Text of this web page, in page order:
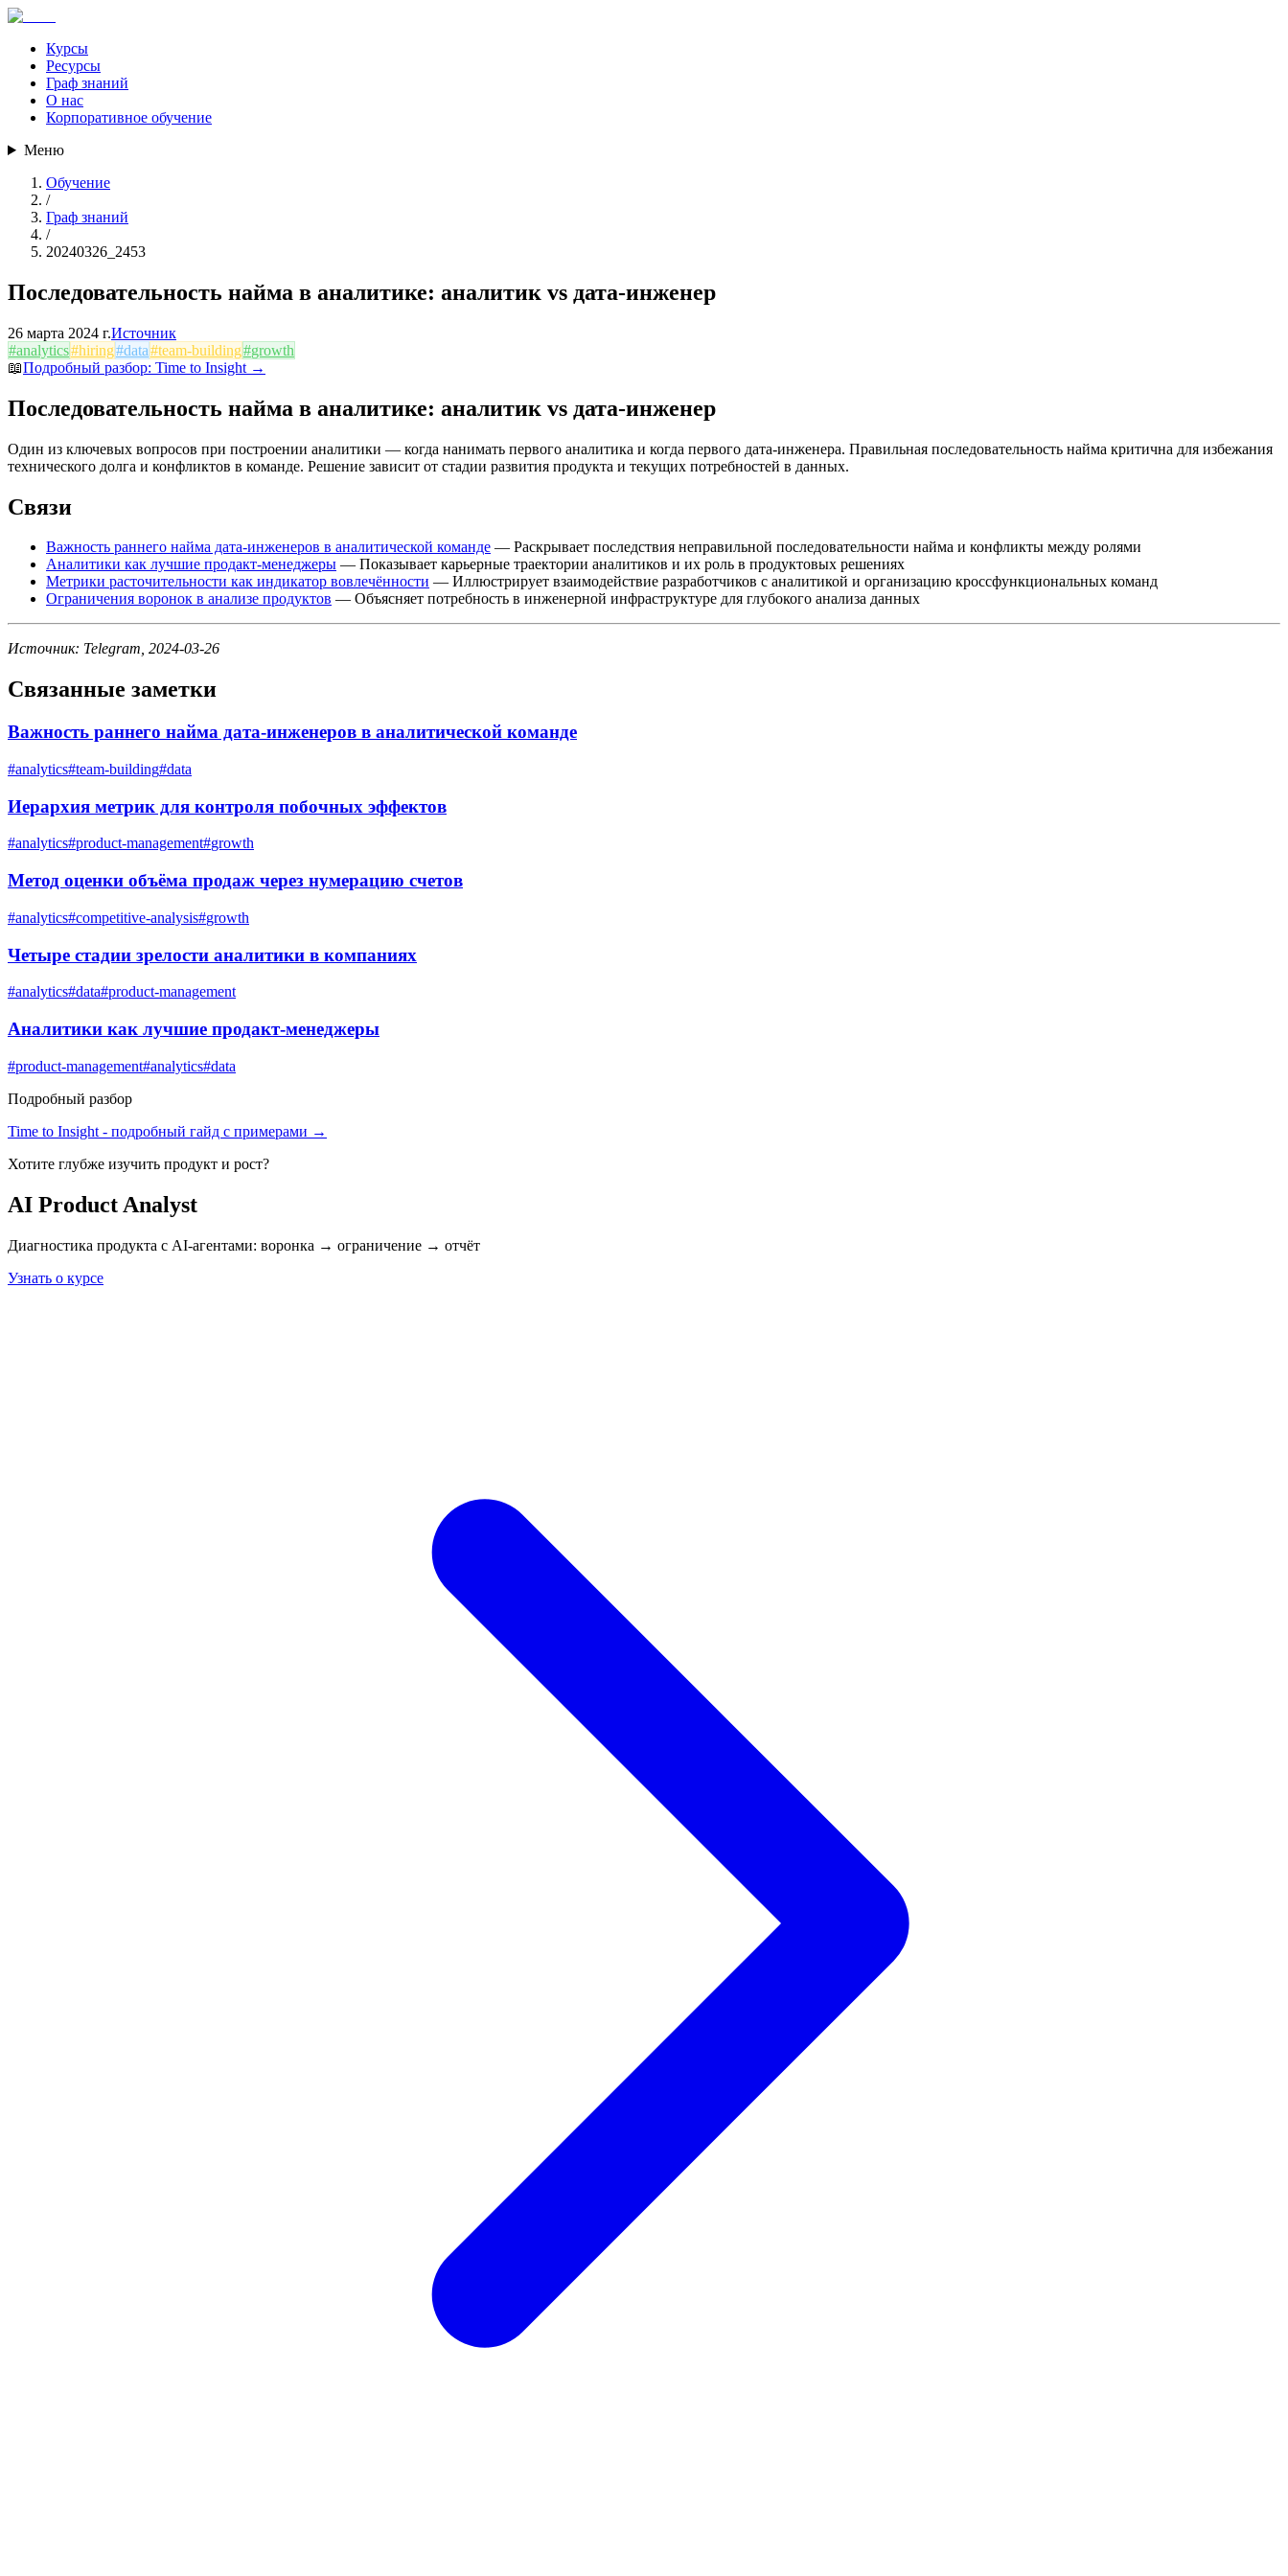
Курсы
Ресурсы
Граф знаний
О нас
Корпоративное обучение
Меню
Обучение
/
Граф знаний
/
20240326_2453
Последовательность найма в аналитике: аналитик vs дата-инженер
26 марта 2024 г.Источник
#analytics#hiring#data#team-building#growth
📖Подробный разбор: Time to Insight →
Последовательность найма в аналитике: аналитик vs дата-инженер
Один из ключевых вопросов при построении аналитики — когда нанимать первого аналитика и когда первого дата-инженера. Правильная последовательность найма критична для избежания
технического долга и конфликтов в команде. Решение зависит от стадии развития продукта и текущих потребностей в данных.
Связи
Важность раннего найма дата-инженеров в аналитической команде — Раскрывает последствия неправильной последовательности найма и конфликты между ролями
Аналитики как лучшие продакт-менеджеры — Показывает карьерные траектории аналитиков и их роль в продуктовых решениях
Метрики расточительности как индикатор вовлечённости — Иллюстрирует взаимодействие разработчиков с аналитикой и организацию кроссфункциональных команд
Ограничения воронок в анализе продуктов — Объясняет потребность в инженерной инфраструктуре для глубокого анализа данных
Источник: Telegram, 2024-03-26
Связанные заметки
Важность раннего найма дата-инженеров в аналитической команде
#analytics#team-building#data
Иерархия метрик для контроля побочных эффектов
#analytics#product-management#growth
Метод оценки объёма продаж через нумерацию счетов
#analytics#competitive-analysis#growth
Четыре стадии зрелости аналитики в компаниях
#analytics#data#product-management
Аналитики как лучшие продакт-менеджеры
#product-management#analytics#data
Подробный разбор
Time to Insight - подробный гайд с примерами →
Хотите глубже изучить продукт и рост?
AI Product Analyst
Диагностика продукта с AI-агентами: воронка → ограничение → отчёт
Узнать о курсе